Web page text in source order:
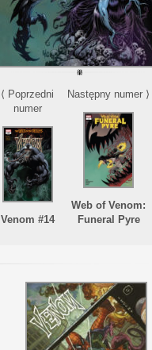
⟨ Poprzedni
numer
Venom #14
Następny numer ⟩
Web of Venom:
Funeral Pyre